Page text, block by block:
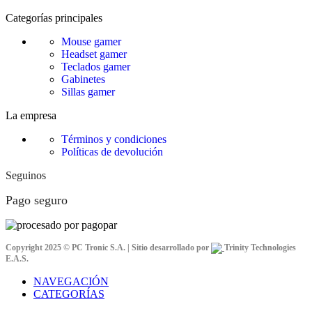
Categorías principales
Mouse gamer
Headset gamer
Teclados gamer
Gabinetes
Sillas gamer
La empresa
Términos y condiciones
Políticas de devolución
Seguinos
Pago seguro
Copyright 2025 © PC Tronic S.A. | Sitio desarrollado por
Trinity Technologies
E.A.S.
NAVEGACIÓN
CATEGORÍAS